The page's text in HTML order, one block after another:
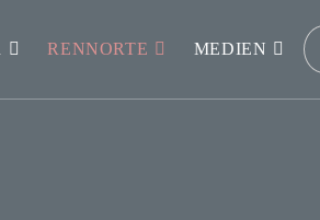
RENNORTE MEDIEN